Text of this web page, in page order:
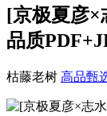
[京极夏彦×
品质
枯藤老树 高品甄